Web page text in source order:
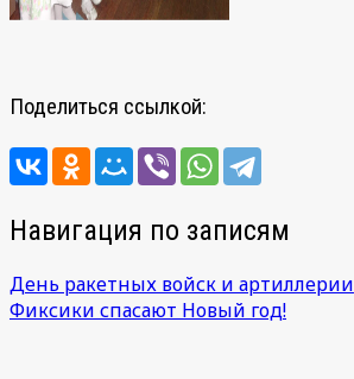
Поделиться ссылкой:
Навигация по записям
День ракетных войск и артиллерии
Фиксики спасают Новый год!